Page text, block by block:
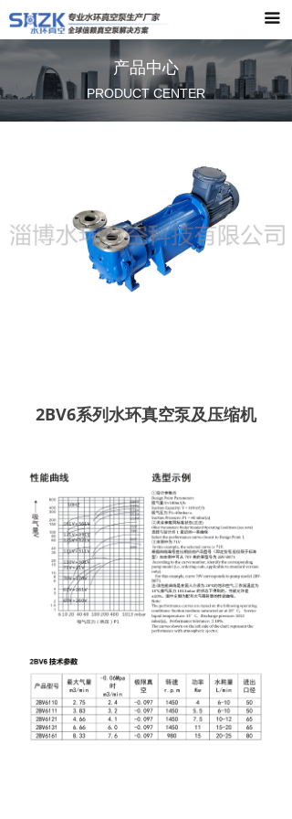
끀
首页
品牌文化
产品中心
联系我们
产品中心
PRODUCT CENTER
2BV6系列水环真空泵及压缩机